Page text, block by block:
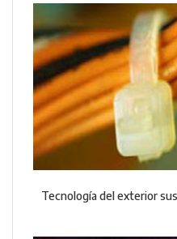
Tecnología del exterior